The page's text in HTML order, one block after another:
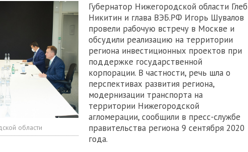
области
Губернатор Нижегородской области Глеб
Никитин и глава ВЭБ.РФ Игорь Шувалов
провели рабочую встречу в Москве и
обсудили реализацию на территории
региона инвестиционных проектов при
поддержке государственной
корпорации. В частности, речь шла о
перспективах развития региона,
модернизации транспорта на
территории Нижегородской
агломерации, сообщили в пресс-службе
правительства региона 9 сентября 2020
года.